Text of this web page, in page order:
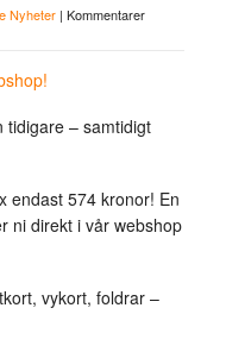
Nyheter | Kommentarer
tidigare – samtidigt
endast 574 kronor! En
ni direkt i vår webshop
vykort, foldrar –